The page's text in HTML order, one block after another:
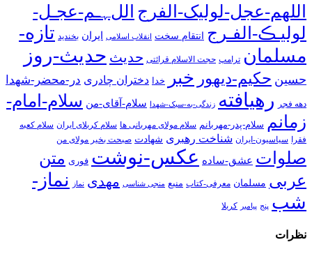
اللهم-عجل-لولیک-الفرج اللﮩـم-عجـل-
لولیـڪ-الفـرج انتقام سخت انقلاب اسلامی ایران بخندید تازه-
مسلمان ترامپ حجت الاسلام قرائتی حدیث حدیث-روز
حسین حکیم-دیهور خبر خدا دختران چادری در-محضر-شهدا
دهه فجر رهیافته زندگی-به-سبک-شهدا سلام-آقای-من سلام-امام-
زمانم سلام-پدر-مهربانم سلام مولای مهربانی ها سلام کربلای ایران سلام کعبه
فقرا سیاسیون-ایران شناخت رهبری شهادت صبحت بخیر مولای من
صلوات عشق-ساده عکس-نوشت فوری متن
عربی مسلمان معرفی-کتاب منبع منجی شناسی مهدی نماز
نماز-
شب پنج پیامبر کربلا
نظرات